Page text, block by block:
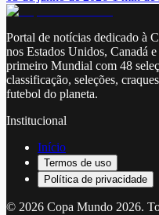
Portal de notícias dedicado à
nos Estados Unidos, Canadá
primeiro Mundial com 48
classificação, seleções,
futebol do planeta.
Institucional
Início
Termos de uso
Política de privacidade
© 2026 Copa Mundo 2026.